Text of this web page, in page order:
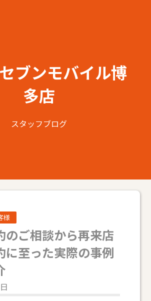
ブンモバイル博
多店
スタッフブログ
様
のご相談から再来店
に至った実際の事例